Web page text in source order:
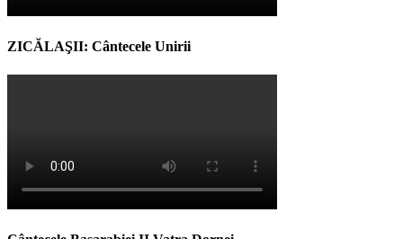
ZICĂLAŞII: Cântecele Unirii